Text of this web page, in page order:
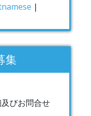
|
集
びお問合せ